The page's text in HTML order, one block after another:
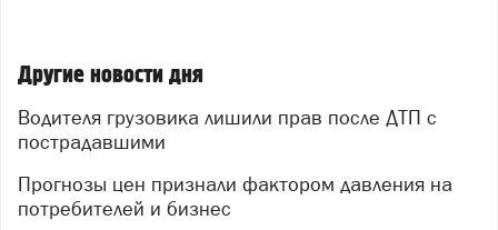
Другие новости дня
Водителя грузовика лишили прав после ДТП с
пострадавшими
Прогнозы цен признали фактором давления на
потребителей и бизнес